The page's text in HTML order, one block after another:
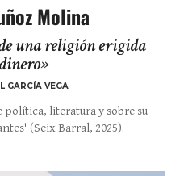
Molina
una religión erigida
GARCÍA VEGA
política, literatura y sobre su
(Seix Barral, 2025).